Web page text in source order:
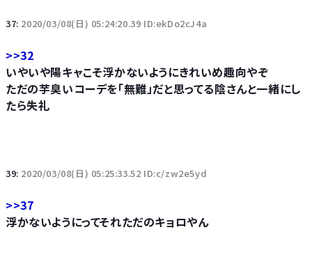
37: 2020/03/08(日) 05:24:20.39 ID:ekDo2cJ4a
>>32
いやいや陽キャこそ浮かないようにきれいめ趣向やぞ
ただの芋臭いコーデを「無難」だと思ってる陰さんと一緒にし
たら失礼
39: 2020/03/08(日) 05:25:33.52 ID:c/zw2e5yd
>>37
浮かないようにってそれただのキョロやん